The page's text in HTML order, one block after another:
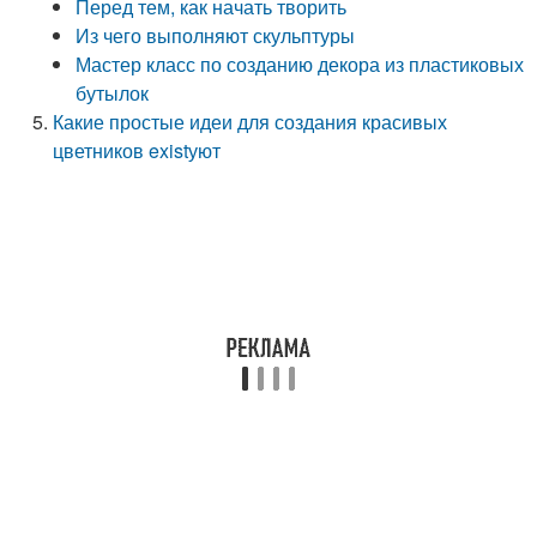
Перед тем, как начать творить
Из чего выполняют скульптуры
Мастер класс по созданию декора из пластиковых
бутылок
Какие простые идеи для создания красивых
цветников existуют